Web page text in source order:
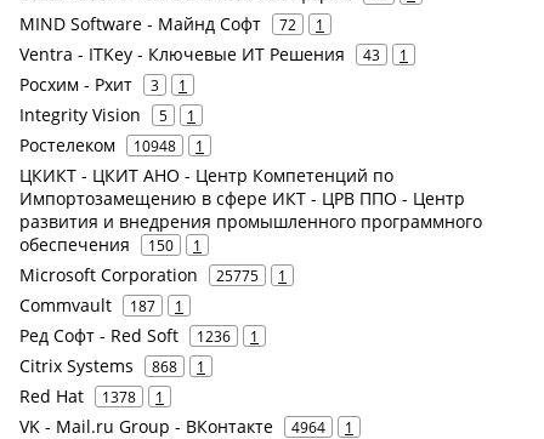
MIND Software - Майнд Софт 72 1
Ventra - ITKey - Ключевые ИТ Решения 43 1
Росхим - Рхит 3 1
Integrity Vision 5 1
Ростелеком 10948 1
ЦКИКТ - ЦКИТ АНО - Центр Компетенций по
Импортозамещению в сфере ИКТ - ЦРВ ППО - Центр
развития и внедрения промышленного программного
обеспечения
150 1
Microsoft Corporation 25775 1
Commvault 187 1
Ред Софт - Red Soft 1236 1
Citrix Systems 868 1
Red Hat 1378 1
VK - Mail.ru Group - ВКонтакте 4964 1